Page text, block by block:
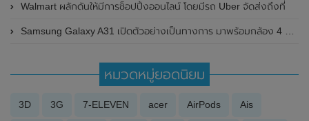
Walmart ผลักดันให้มีการช็อปปิ้งออนไลน์ โดยมีรถ Uber จัดส่งถึงที่
Samsung Galaxy A31 เปิดตัวอย่างเป็นทางการ มาพร้อมกล้อง 4 ตัว 48MP , แบตเตอรี่ 5,000 mAh
หมวดหมู่ยอดนิยม
3D 3G 7-ELEVEN acer AirPods Ais